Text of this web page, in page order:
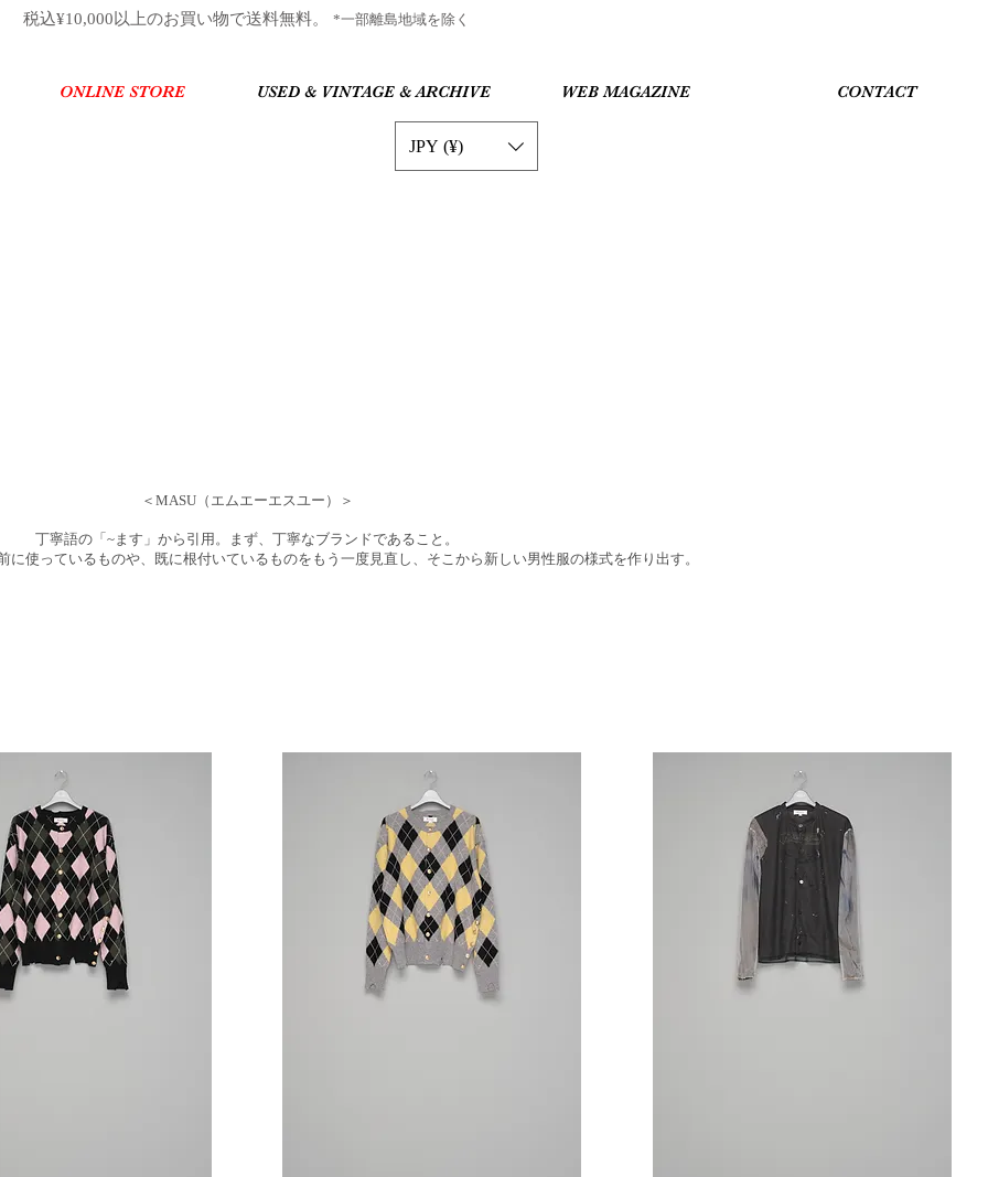
​税込¥10,000以上のお買い物で送料無料。 *一部離島地域を除く
ONLINE STORE USED & VINTAGE & ARCHIVE WEB MAGAZINE CONTACT
JPY (¥)
＜MASU（エムエーエスユー）＞
丁寧語の「~ます」から引用。まず、丁寧なブランドであること。
に使っているものや、既に根付いているものをもう一度見直し、そこから新しい男性服の様式を作り出す。